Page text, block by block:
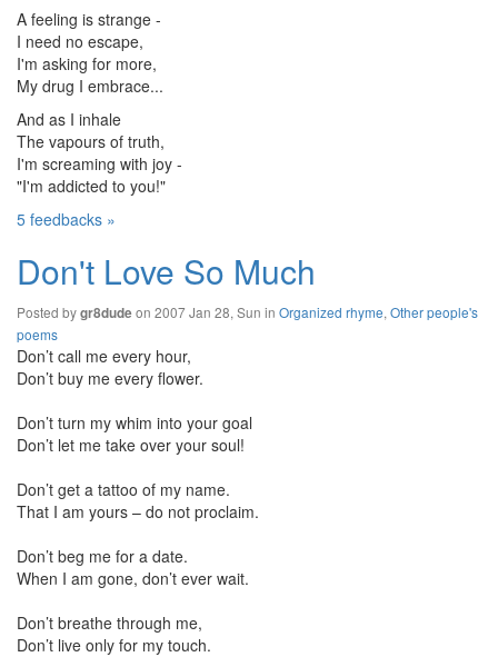
A feeling is strange -
I need no escape,
I'm asking for more,
My drug I embrace...
And as I inhale
The vapours of truth,
I'm screaming with joy -
"I'm addicted to you!"
5 feedbacks »
Don't Love So Much
Posted bygr8dudeon 2007 Jan 28, Sun in Organized rhyme, Other people's
poems
Don’t call me every hour,
Don’t buy me every flower.
Don’t turn my whim into your goal
Don’t let me take over your soul!
Don’t get a tattoo of my name.
That I am yours – do not proclaim.
Don’t beg me for a date.
When I am gone, don’t ever wait.
Don’t breathe through me,
Don’t live only for my touch.